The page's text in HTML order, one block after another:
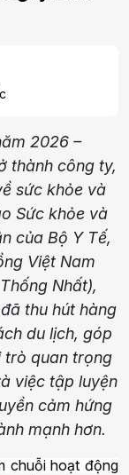
2026 –
thành công ty,
sức khỏe và
Sức khỏe và
của Bộ Y Tế,
Việt Nam
Nhất),
thu hút hàng
du lịch, góp
trò quan trọng
việc tập luyện
cảm hứng
mạnh hơn.
chuỗi hoạt động